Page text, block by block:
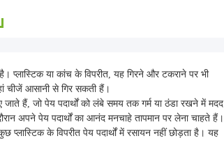
प्लास्टिक या कांच के विपरीत, यह गिरने और टकराने पर भी
चीजें आसानी से गिर सकती हैं।
हैं, जो पेय पदार्थों को लंबे समय तक गर्म या ठंडा रखने में मदद
अपने पेय पदार्थों का आनंद मनचाहे तापमान पर लेना चाहते हैं।
के विपरीत पेय पदार्थों में रसायन नहीं छोड़ता है। यह